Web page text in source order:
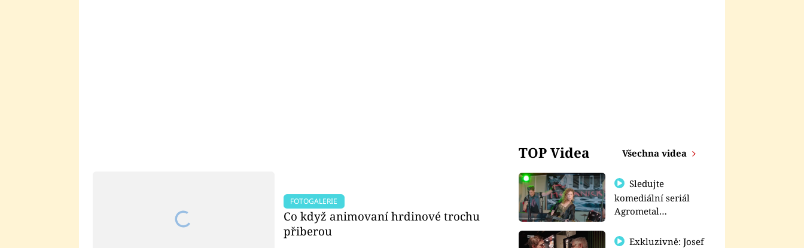
FOTOGALERIE
Co když animovaní hrdinové trochu
přiberou
TOP Videa Všechna videa
Sledujte
komediální seriál
Agrometal
prima+
Exkluzivně: Josef